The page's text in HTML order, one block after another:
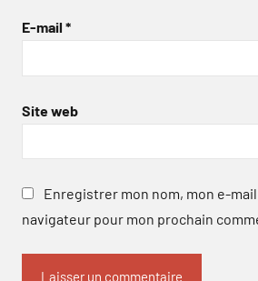
E-mail *
Site web
Enregistrer mon nom, mon e-
navigateur pour mon prochain